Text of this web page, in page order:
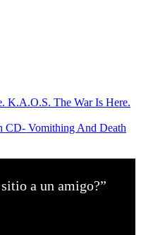
K.A.O.S. The War Is Here.
CD- Vomithing And Death
a un amigo?”